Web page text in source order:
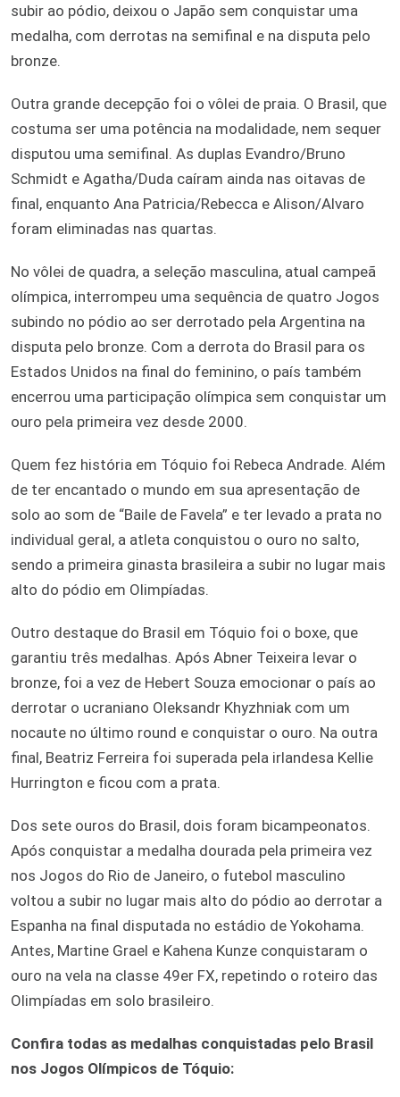
subir ao pódio, deixou o Japão sem conquistar uma
medalha, com derrotas na semifinal e na disputa pelo
bronze.
Outra grande decepção foi o vôlei de praia. O Brasil, que
costuma ser uma potência na modalidade, nem sequer
disputou uma semifinal. As duplas Evandro/Bruno
Schmidt e Agatha/Duda caíram ainda nas oitavas de
final, enquanto Ana Patricia/Rebecca e Alison/Alvaro
foram eliminadas nas quartas.
No vôlei de quadra, a seleção masculina, atual campeã
olímpica, interrompeu uma sequência de quatro Jogos
subindo no pódio ao ser derrotado pela Argentina na
disputa pelo bronze. Com a derrota do Brasil para os
Estados Unidos na final do feminino, o país também
encerrou uma participação olímpica sem conquistar um
ouro pela primeira vez desde 2000.
Quem fez história em Tóquio foi Rebeca Andrade. Além
de ter encantado o mundo em sua apresentação de
solo ao som de “Baile de Favela” e ter levado a prata no
individual geral, a atleta conquistou o ouro no salto,
sendo a primeira ginasta brasileira a subir no lugar mais
alto do pódio em Olimpíadas.
Outro destaque do Brasil em Tóquio foi o boxe, que
garantiu três medalhas. Após Abner Teixeira levar o
bronze, foi a vez de Hebert Souza emocionar o país ao
derrotar o ucraniano Oleksandr Khyzhniak com um
nocaute no último round e conquistar o ouro. Na outra
final, Beatriz Ferreira foi superada pela irlandesa Kellie
Hurrington e ficou com a prata.
Dos sete ouros do Brasil, dois foram bicampeonatos.
Após conquistar a medalha dourada pela primeira vez
nos Jogos do Rio de Janeiro, o futebol masculino
voltou a subir no lugar mais alto do pódio ao derrotar a
Espanha na final disputada no estádio de Yokohama.
Antes, Martine Grael e Kahena Kunze conquistaram o
ouro na vela na classe 49er FX, repetindo o roteiro das
Olimpíadas em solo brasileiro.
Confira todas as medalhas conquistadas pelo Brasil
nos Jogos Olímpicos de Tóquio: